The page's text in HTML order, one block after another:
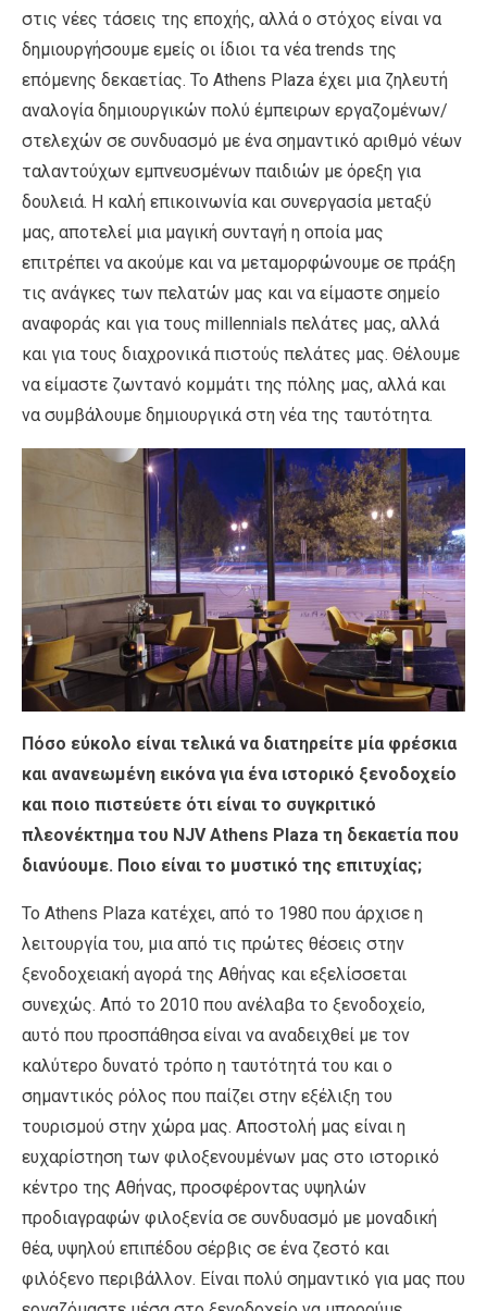
στις νέες τάσεις της εποχής, αλλά ο στόχος είναι να
δημιουργήσουμε εμείς οι ίδιοι τα νέα trends της
επόμενης δεκαετίας. Το Athens Plaza έχει μια ζηλευτή
αναλογία δημιουργικών πολύ έμπειρων εργαζομένων/
στελεχών σε συνδυασμό με ένα σημαντικό αριθμό νέων
ταλαντούχων εμπνευσμένων παιδιών με όρεξη για
δουλειά. Η καλή επικοινωνία και συνεργασία μεταξύ
μας, αποτελεί μια μαγική συνταγή η οποία μας
επιτρέπει να ακούμε και να μεταμορφώνουμε σε πράξη
τις ανάγκες των πελατών μας και να είμαστε σημείο
αναφοράς και για τους millennials πελάτες μας, αλλά
και για τους διαχρονικά πιστούς πελάτες μας. Θέλουμε
να είμαστε ζωντανό κομμάτι της πόλης μας, αλλά και
να συμβάλουμε δημιουργικά στη νέα της ταυτότητα.
Πόσο εύκολο είναι τελικά να διατηρείτε μία φρέσκια
και ανανεωμένη εικόνα για ένα ιστορικό ξενοδοχείο
και ποιο πιστεύετε ότι είναι το συγκριτικό
πλεονέκτημα του NJV Athens Plaza τη δεκαετία που
διανύουμε. Ποιο είναι το μυστικό της επιτυχίας;
Το Athens Plaza κατέχει, από το 1980 που άρχισε η
λειτουργία του, μια από τις πρώτες θέσεις στην
ξενοδοχειακή αγορά της Αθήνας και εξελίσσεται
συνεχώς. Από το 2010 που ανέλαβα το ξενοδοχείο,
αυτό που προσπάθησα είναι να αναδειχθεί με τον
καλύτερο δυνατό τρόπο η ταυτότητά του και ο
σημαντικός ρόλος που παίζει στην εξέλιξη του
τουρισμού στην χώρα μας. Αποστολή μας είναι η
ευχαρίστηση των φιλοξενουμένων μας στο ιστορικό
κέντρο της Αθήνας, προσφέροντας υψηλών
προδιαγραφών φιλοξενία σε συνδυασμό με μοναδική
θέα, υψηλού επιπέδου σέρβις σε ένα ζεστό και
φιλόξενο περιβάλλον. Είναι πολύ σημαντικό για μας που